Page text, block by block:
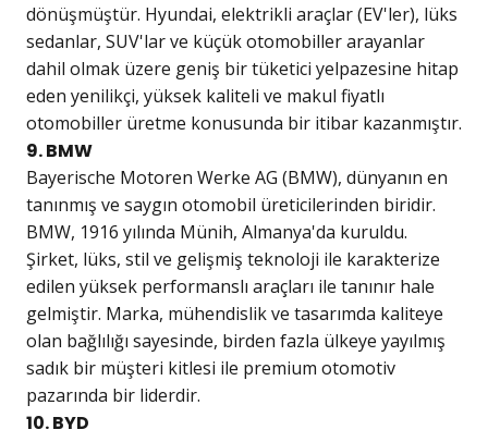
dönüşmüştür. Hyundai, elektrikli araçlar (EV'ler), lüks
sedanlar, SUV'lar ve küçük otomobiller arayanlar
dahil olmak üzere geniş bir tüketici yelpazesine hitap
eden yenilikçi, yüksek kaliteli ve makul fiyatlı
otomobiller üretme konusunda bir itibar kazanmıştır.
9. BMW
Bayerische Motoren Werke AG (BMW), dünyanın en
tanınmış ve saygın otomobil üreticilerinden biridir.
BMW, 1916 yılında Münih, Almanya'da kuruldu.
Şirket, lüks, stil ve gelişmiş teknoloji ile karakterize
edilen yüksek performanslı araçları ile tanınır hale
gelmiştir. Marka, mühendislik ve tasarımda kaliteye
olan bağlılığı sayesinde, birden fazla ülkeye yayılmış
sadık bir müşteri kitlesi ile premium otomotiv
pazarında bir liderdir.
10. BYD